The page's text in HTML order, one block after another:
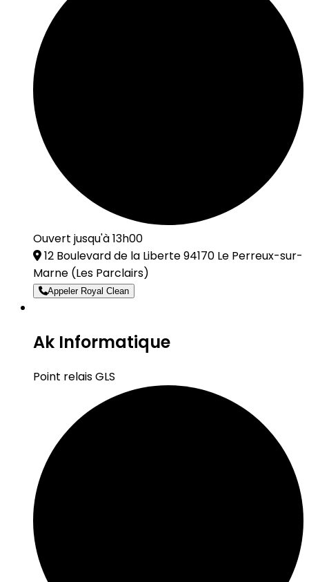
Ouvert jusqu'à 13h00
12 Boulevard de la Liberte 94170 Le Perreux-sur-
Marne (Les Parclairs)
Appeler Royal Clean
Ak Informatique
Point relais GLS